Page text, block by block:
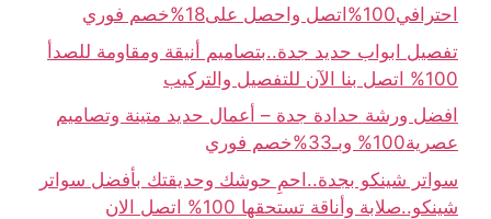
احترافي100%اتصل واحصل على18%خصم فوري
تفصيل ابواب حديد جدة..بتصاميم أنيقة ومقاومة للصدأ
100% اتصل بنا الآن للتفصيل والتركيب
افضل ورشة حدادة جدة – أعمال حديد متينة وتصاميم
عصرية100% وبـ33%خصم فوري
سواتر شينكو بجدة..احمِ حوشك وحديقتك بأفضل سواتر
شينكو..صلابة وأناقة تستحقها 100% اتصل الان